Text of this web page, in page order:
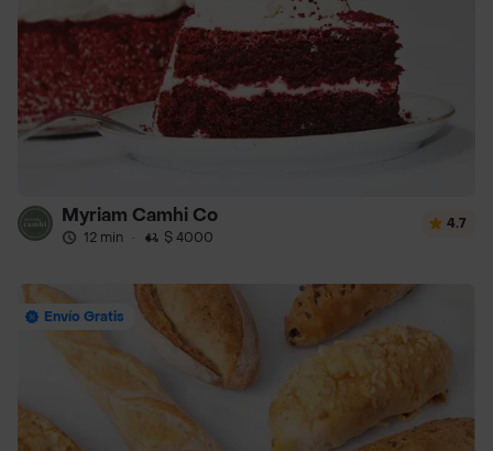
Myriam Camhi Co
12 min · $ 4000
4.7
Envío Gratis